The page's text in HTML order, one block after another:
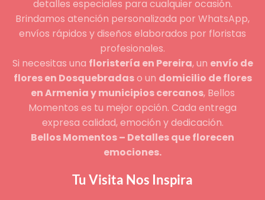
detalles especiales para cualquier ocasión.
Brindamos atención personalizada por WhatsApp,
envíos rápidos y diseños elaborados por floristas
profesionales.
Si necesitas una floristería en Pereira, un envío de
flores en Dosquebradaso un domicilio de flores
en Armenia y municipios cercanos, Bellos
Momentos es tu mejor opción. Cada entrega
expresa calidad, emoción y dedicación.
Bellos Momentos – Detalles que florecen
emociones.
Tu Visita Nos Inspira